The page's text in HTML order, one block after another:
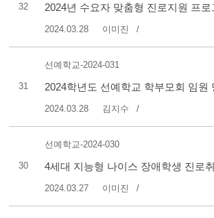
32
2024.03.28 이미진
31
선예학교-2024-031
2024.03.28 김지수
30
선예학교-2024-030
2024.03.27 이미진